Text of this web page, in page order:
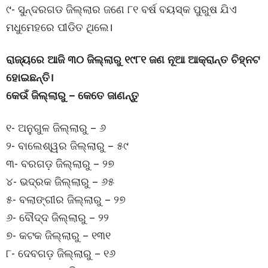
୯- ସୁନ୍ଦରଗଡ ଜିଲ୍ଲାର ଜଣେ ୮୧ ବର୍ଷ ବୟସ୍କ ପୁରୁଷ ଯିଏ
ମଧୁମେହରେ ପୀଡିତ ଥିଲେ।
ରାଜ୍ୟରେ ଆଜି ୩୦ ଜିଲ୍ଲାରୁ ୧୯୮୧ ଜଣ ନୂଆ ଆକ୍ରାନ୍ତ ଚିହ୍ନଟ
ହୋଇଛନ୍ତି।
କେଉଁ ଜିଲ୍ଲାରୁ – କେତେ ଜାଣନ୍ତୁ
୧- ଅନୁଗୁଳ ଜିଲ୍ଲାରୁ – ୬
୨- ବାଲେଶ୍ୱର ଜିଲ୍ଲାରୁ – ୫୯
୩- ବରଗଡ଼ ଜିଲ୍ଲାରୁ – ୨୭
୪- ଭଦ୍ରକ ଜିଲ୍ଲାରୁ – ୬୫
୫- ବଲାଙ୍ଗୀର ଜିଲ୍ଲାରୁ – ୨୭
୬- ବୌଦ୍ଦ ଜିଲ୍ଲାରୁ – ୨୨
୭- କଟକ ଜିଲ୍ଲାରୁ – ୧୩୧
୮- ଦେବଗଡ଼ ଜିଲ୍ଲାରୁ – ୧୬